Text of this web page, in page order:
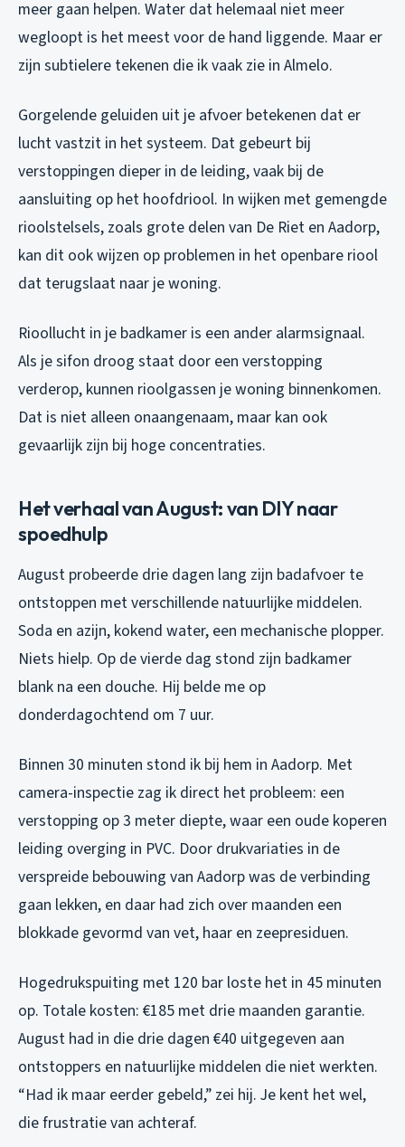
meer gaan helpen. Water dat helemaal niet meer
wegloopt is het meest voor de hand liggende. Maar er
zijn subtielere tekenen die ik vaak zie in Almelo.
Gorgelende geluiden uit je afvoer betekenen dat er
lucht vastzit in het systeem. Dat gebeurt bij
verstoppingen dieper in de leiding, vaak bij de
aansluiting op het hoofdriool. In wijken met gemengde
rioolstelsels, zoals grote delen van De Riet en Aadorp,
kan dit ook wijzen op problemen in het openbare riool
dat terugslaat naar je woning.
Rioollucht in je badkamer is een ander alarmsignaal.
Als je sifon droog staat door een verstopping
verderop, kunnen rioolgassen je woning binnenkomen.
Dat is niet alleen onaangenaam, maar kan ook
gevaarlijk zijn bij hoge concentraties.
Het verhaal van August: van DIY naar
spoedhulp
August probeerde drie dagen lang zijn badafvoer te
ontstoppen met verschillende natuurlijke middelen.
Soda en azijn, kokend water, een mechanische plopper.
Niets hielp. Op de vierde dag stond zijn badkamer
blank na een douche. Hij belde me op
donderdagochtend om 7 uur.
Binnen 30 minuten stond ik bij hem in Aadorp. Met
camera-inspectie zag ik direct het probleem: een
verstopping op 3 meter diepte, waar een oude koperen
leiding overging in PVC. Door drukvariaties in de
verspreide bebouwing van Aadorp was de verbinding
gaan lekken, en daar had zich over maanden een
blokkade gevormd van vet, haar en zeepresiduen.
Hogedrukspuiting met 120 bar loste het in 45 minuten
op. Totale kosten: €185 met drie maanden garantie.
August had in die drie dagen €40 uitgegeven aan
ontstoppers en natuurlijke middelen die niet werkten.
“Had ik maar eerder gebeld,” zei hij. Je kent het wel,
die frustratie van achteraf.